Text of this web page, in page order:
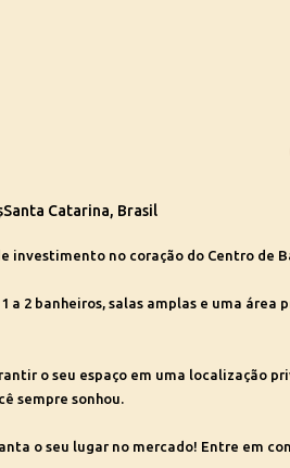
Santa Catarina, Brasil
investimento no coração do Centro de
a 2 banheiros, salas amplas e uma área
o seu espaço em uma localização
sempre sonhou.
o seu lugar no mercado! Entre em